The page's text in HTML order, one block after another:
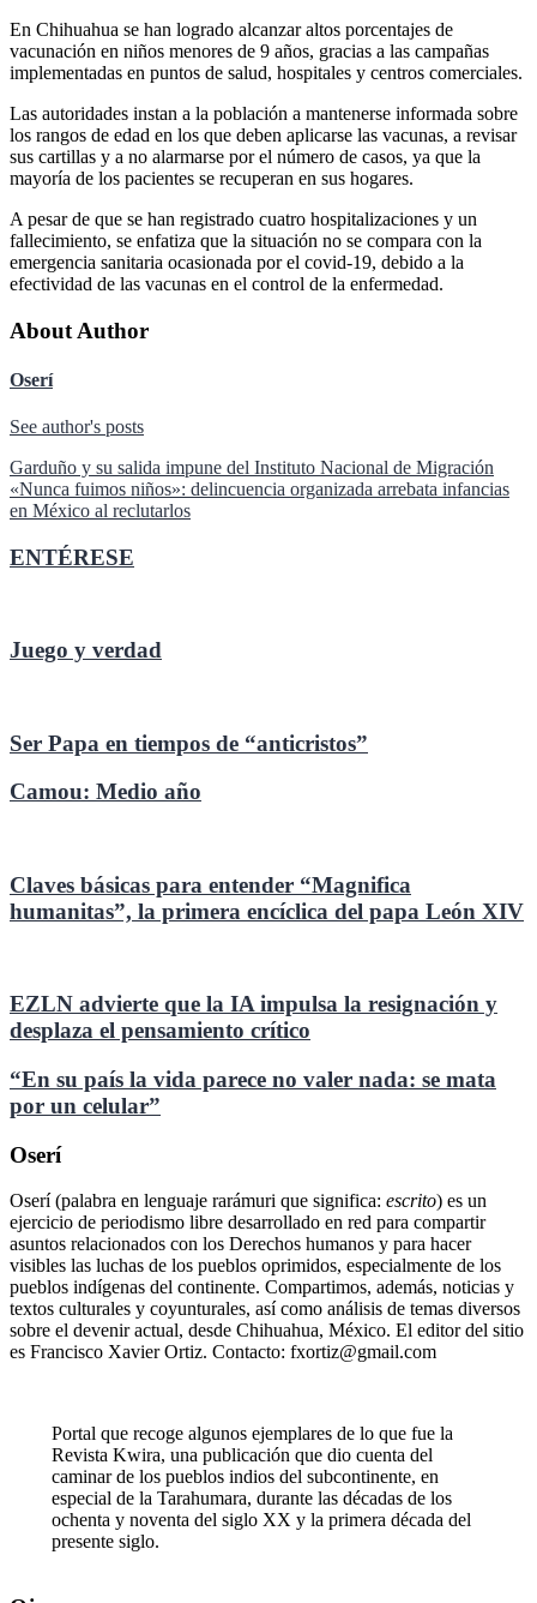
En Chihuahua se han logrado alcanzar altos porcentajes de
vacunación en niños menores de 9 años, gracias a las campañas
implementadas en puntos de salud, hospitales y centros comerciales.
Las autoridades instan a la población a mantenerse informada sobre
los rangos de edad en los que deben aplicarse las vacunas, a revisar
sus cartillas y a no alarmarse por el número de casos, ya que la
mayoría de los pacientes se recuperan en sus hogares.
A pesar de que se han registrado cuatro hospitalizaciones y un
fallecimiento, se enfatiza que la situación no se compara con la
emergencia sanitaria ocasionada por el covid-19, debido a la
efectividad de las vacunas en el control de la enfermedad.
About Author
Oserí
See author's posts
Navegación
de
Garduño y su salida impune del Instituto Nacional de Migración
«Nunca fuimos niños»: delincuencia organizada arrebata infancias
en México al reclutarlos
ENTÉRESE
Juego y verdad
Ser Papa en tiempos de “anticristos”
Camou: Medio año
Claves básicas para entender “Magnifica
humanitas”, la primera encíclica del papa León XIV
EZLN advierte que la IA impulsa la resignación y
desplaza el pensamiento crítico
“En su país la vida parece no valer nada: se mata
por un celular”
Oserí
Oserí (palabra en lenguaje rarámuri que significa: escrito) es un
ejercicio de periodismo libre desarrollado en red para compartir
asuntos relacionados con los Derechos humanos y para hacer
visibles las luchas de los pueblos oprimidos, especialmente de los
pueblos indígenas del continente. Compartimos, además, noticias y
textos culturales y coyunturales, así como análisis de temas diversos
sobre el devenir actual, desde Chihuahua, México. El editor del sitio
es Francisco Xavier Ortiz. Contacto: fxortiz@gmail.com
Portal que recoge algunos ejemplares de lo que fue la
Revista Kwira, una publicación que dio cuenta del
caminar de los pueblos indios del subcontinente, en
especial de la Tarahumara, durante las décadas de los
ochenta y noventa del siglo XX y la primera década del
presente siglo.